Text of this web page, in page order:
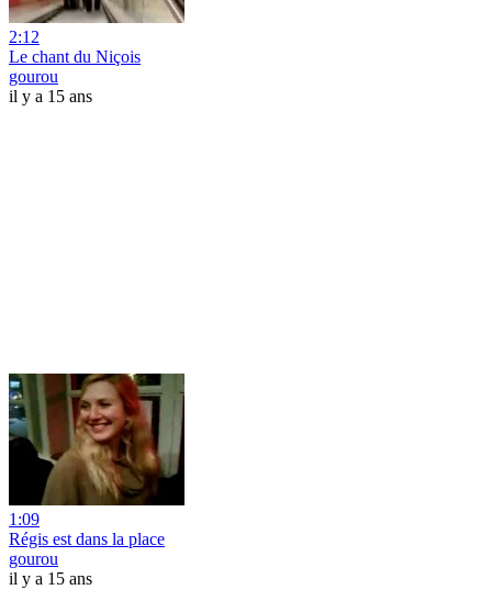
2:12
Le chant du Niçois
gourou
il y a 15 ans
1:09
Régis est dans la place
gourou
il y a 15 ans